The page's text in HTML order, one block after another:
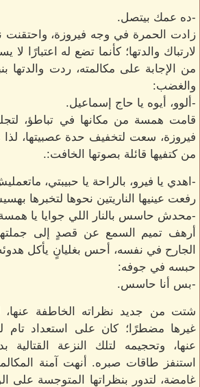
-ده عمك بيتصل.
زادت الحمرة في وجه فيروزة، واحتقنت
لارتباك والدتها؛ كأنما تضع له اعتبارًا لا
من الإجابة على مكالمته، ردت والدتها
والغضب:
-ألوو، أيوه يا حاج إسماعيل.
قامت همسة من مكانها في تباطؤ،
فيروزة، سعت لتخفيف حدة عصبيتها، لذا
من كتفيها قائلة بصوتها الخافت:.
-اهدي يا فيرو، بالراحة يا حبيبتي،
رفعت عينيها الناريتين نحوها لتخبرها
-محدش حاسس بالنار اللي جوايا يا
أرهف تميم السمع عن قصدٍ إلى جملتها
الجارح في نفسه، أحس بغليانٍ يأكل
حبسه في جوفه:
-بس أنا حاسس.
شتت من جديد نظراته الخاطفة
غيرها مضطرًا؛ كان على استعداد تام
عنها، وتحجيمه لتلك النزعة القتالية
استنفز طاقات صبره. أنهت آمنة
غامضة، لتدور بنظراتها المتوجسة على